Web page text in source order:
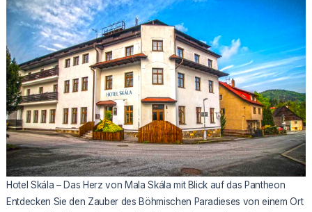
Hotel Skála – Das Herz von Mala Skála mit Blick auf das Pantheon
Entdecken Sie den Zauber des Böhmischen Paradieses von einem Ort